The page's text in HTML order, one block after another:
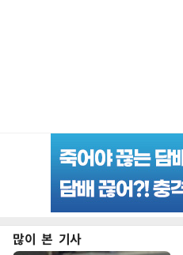
많이 본 기사